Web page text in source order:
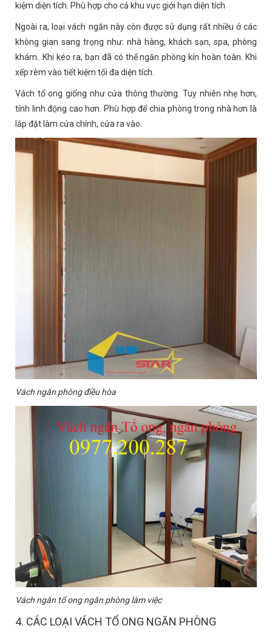
kiệm diện tích. Phù hợp cho cả khu vực giới hạn diện tích
Ngoài ra, loại vách ngăn này còn được sử dụng rất nhiều ở các
không gian sang trọng như: nhà hàng, khách sạn, spa, phòng
khám...Khi kéo ra, bạn đã có thể ngăn phòng kín hoàn toàn. Khi
xếp rèm vào tiết kiệm tối đa diện tích.
Vách tổ ong giống như cửa thông thường. Tuy nhiên nhẹ hơn,
tính linh động cao hơn. Phù hợp để chia phòng trong nhà hơn là
lắp đặt làm cửa chính, cửa ra vào.
Vách ngăn phòng điều hòa
Vách ngăn tổ ong ngăn phòng làm việc
4. CÁC LOẠI VÁCH TỔ ONG NGĂN PHÒNG